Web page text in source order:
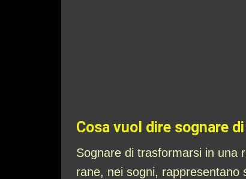
Cosa vuol dire sognare
Sognare di trasformarsi in una
rane, nei sogni, rappresentano